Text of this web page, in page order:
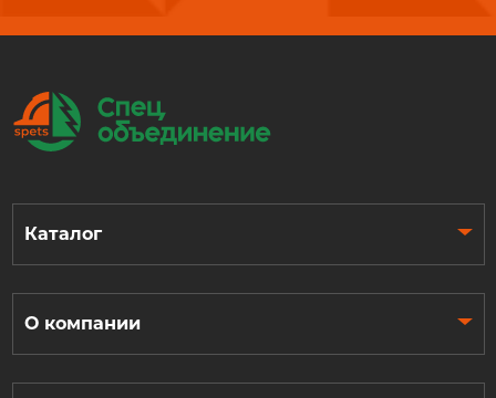
Каталог
О компании